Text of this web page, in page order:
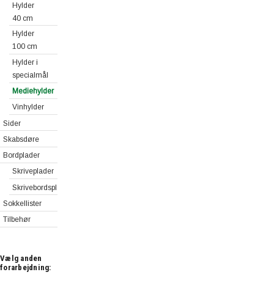
Hylder
40 cm
Hylder
100 cm
Hylder i
specialmål
Mediehylder
Vinhylder
Sider
Skabsdøre
Bordplader
Skriveplader
Skrivebordsplader
Sokkellister
Tilbehør
Vælg anden
forarbejdning: